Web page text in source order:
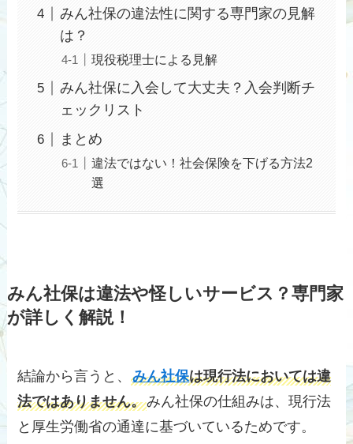
みん社保の違法性に関する専門家の見解
は？
現役税理士による見解
みん社保に入会して大丈夫？入会判断チ
ェックリスト
まとめ
違法ではない！社会保険を下げる方法2
選
みん社保は違法や怪しいサービス？専門家
が詳しく解説！
結論から言うと、みん社保は現行法においては違
法ではありません。みん社保の仕組みは、現行法
と厚生労働省の通達に基づいているためです。